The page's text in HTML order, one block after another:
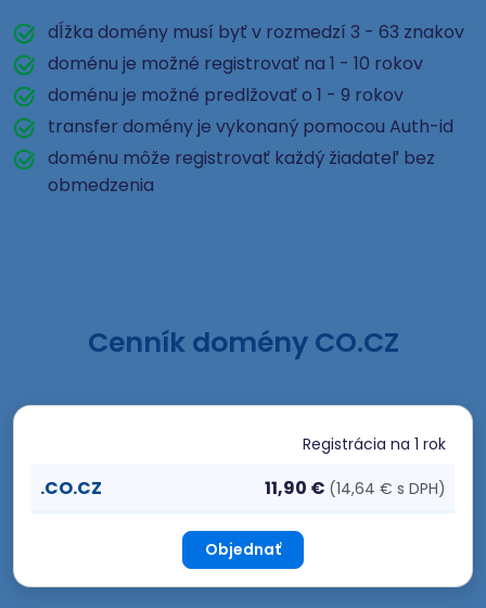
dĺžka domény musí byť v rozmedzí 3 - 63 znakov
doménu je možné registrovať na 1 - 10 rokov
doménu je možné predlžovať o 1 - 9 rokov
transfer domény je vykonaný pomocou Auth-id
doménu môže registrovať každý žiadateľ bez
obmedzenia
Cenník domény CO.CZ
Registrácia na 1 rok
.CO.CZ 11,90 € (14,64 € s DPH)
Objednať